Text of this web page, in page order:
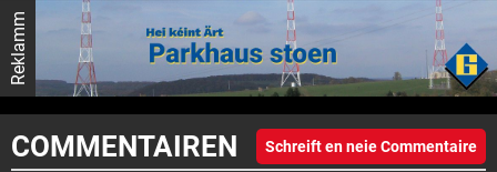
Reklamm
COMMENTAIREN Schreift en neie Commentaire